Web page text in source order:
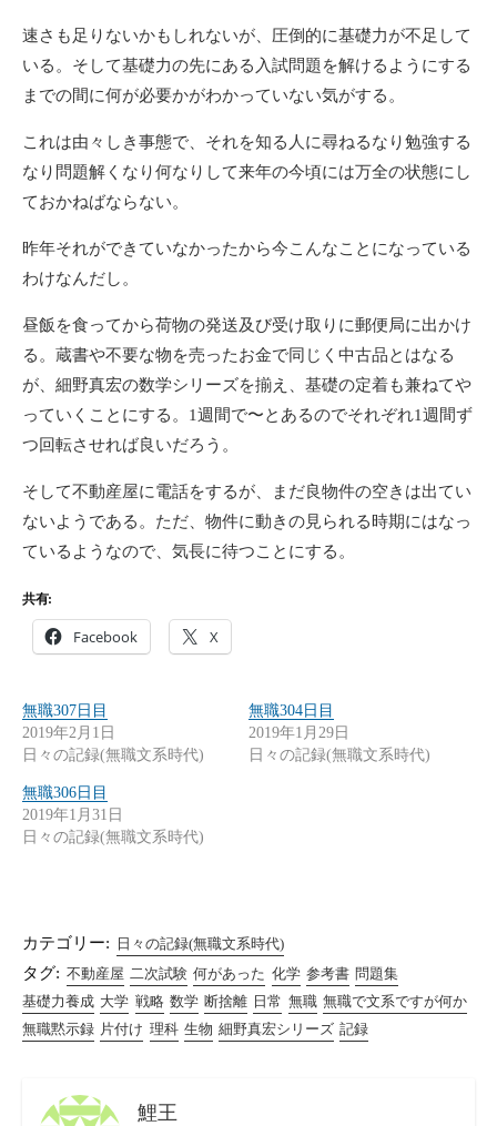
速さも足りないかもしれないが、圧倒的に基礎力が不足して
いる。そして基礎力の先にある入試問題を解けるようにする
までの間に何が必要かがわかっていない気がする。
これは由々しき事態で、それを知る人に尋ねるなり勉強する
なり問題解くなり何なりして来年の今頃には万全の状態にし
ておかねばならない。
昨年それができていなかったから今こんなことになっている
わけなんだし。
昼飯を食ってから荷物の発送及び受け取りに郵便局に出かけ
る。蔵書や不要な物を売ったお金で同じく中古品とはなる
が、細野真宏の数学シリーズを揃え、基礎の定着も兼ねてや
っていくことにする。1週間で〜とあるのでそれぞれ1週間ず
つ回転させれば良いだろう。
そして不動産屋に電話をするが、まだ良物件の空きは出てい
ないようである。ただ、物件に動きの見られる時期にはなっ
ているようなので、気長に待つことにする。
共有:
Facebook X
無職307日目
2019年2月1日
日々の記録(無職文系時代)
無職304日目
2019年1月29日
日々の記録(無職文系時代)
無職306日目
2019年1月31日
日々の記録(無職文系時代)
カテゴリー: 日々の記録(無職文系時代)
タグ: 不動産屋 二次試験 何があった 化学 参考書 問題集
基礎力養成 大学 戦略 数学 断捨離 日常 無職 無職で文系ですが何か
無職黙示録 片付け 理科 生物 細野真宏シリーズ 記録
鯉王